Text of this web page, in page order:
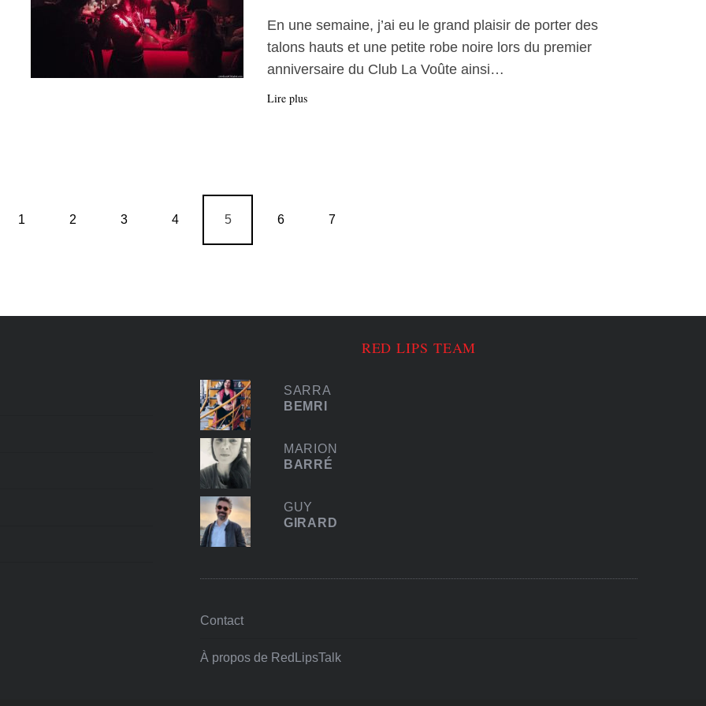
En une semaine, j’ai eu le grand plaisir de porter des
talons hauts et une petite robe noire lors du premier
anniversaire du Club La Voûte ainsi…
Lire plus
1 2 3 4 5 6 7
RED LIPS TEAM
SARRA
BEMRI
MARION
BARRÉ
GUY
GIRARD
Contact
À propos de RedLipsTalk